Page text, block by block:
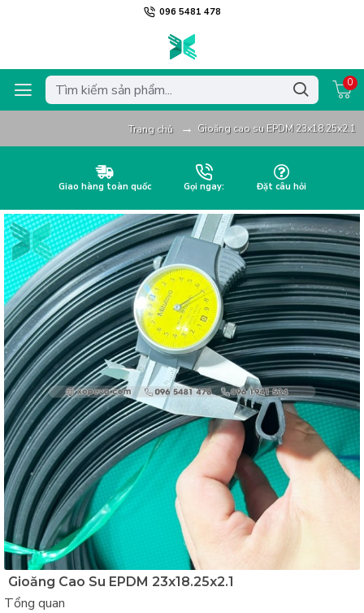
096 5481 478
0
Trang chủ Gioăng cao su EPDM 23x18.25x2.1
Giao hàng toàn quốc Gọi ngay: Đặt câu hỏi
Gioăng Cao Su EPDM 23x18.25x2.1
Tổng quan